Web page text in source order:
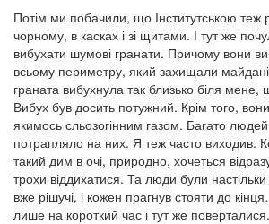
Потім ми побачили, що Інститутською теж
чорному, в касках і зі щитами. І тут же
вибухати шумові гранати. Причому вони
всьому периметру, який захищали
граната вибухнула так близько біля
Вибух був досить потужний. Крім того,
якимось сльозогінним газом. Багато
потрапляло на них. Я теж часто виходив.
такий дим в очі, природно, хочеться
трохи віддихатися. Та люди були настільки
вже рішучі, і кожен прагнув стояти до
лише на короткий час і тут же поверталися.